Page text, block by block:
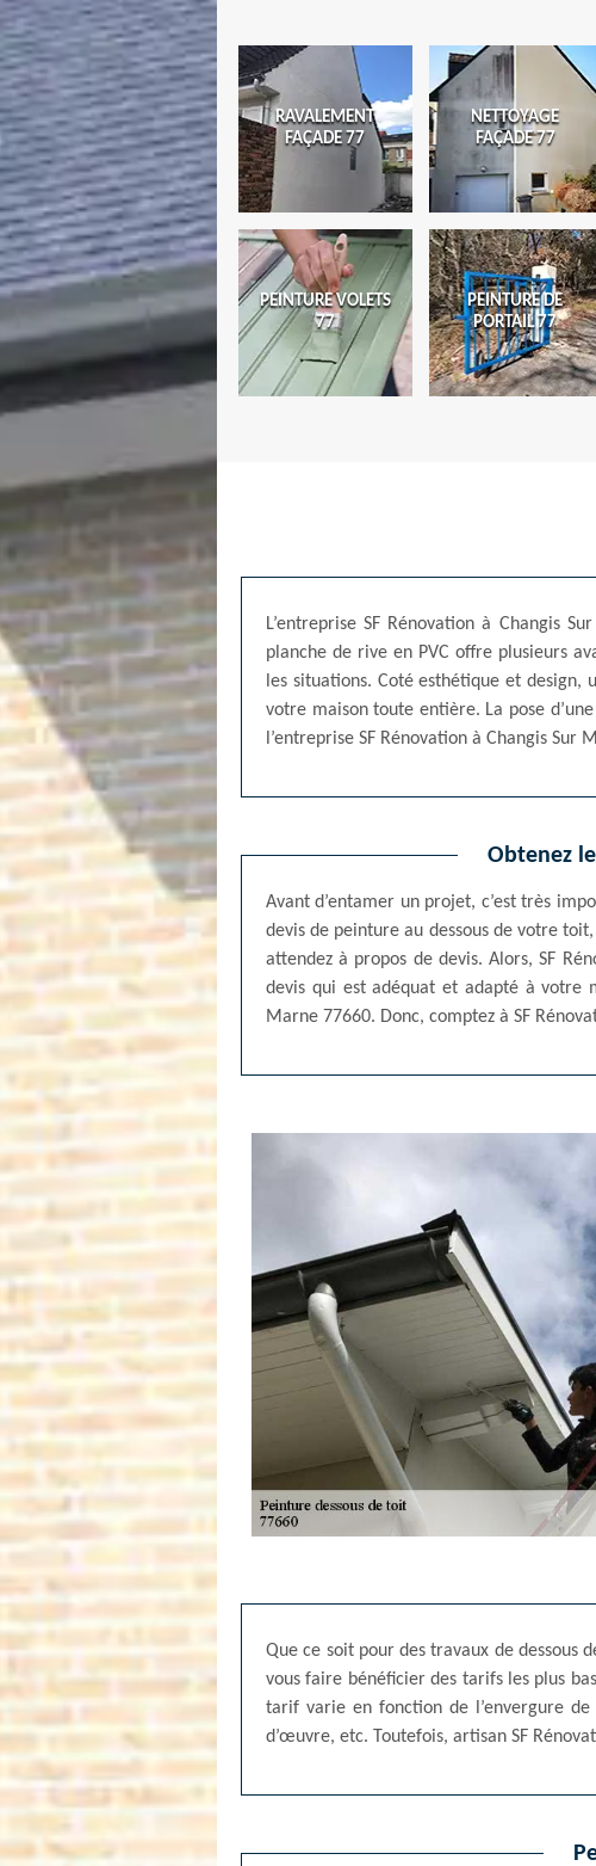
RAVALEMENT
FAÇADE 77
NETTOYAGE
FAÇADE 77
PEINTURE VOLETS
77
PEINTURE DE
PORTAIL 77
L’entreprise SF Rénovation à Changis
planche de rive en PVC offre plusieurs
les situations. Coté esthétique et
votre maison toute entière. La pose
l’entreprise SF Rénovation à Changis Sur
Obtenez
Avant d’entamer un projet, c’est très
devis de peinture au dessous de votre
attendez à propos de devis. Alors, SF
devis qui est adéquat et adapté à votre
Marne 77660. Donc, comptez à SF
Que ce soit pour des travaux de dessous
vous faire bénéficier des tarifs les plus
tarif varie en fonction de l’envergure
d’œuvre, etc. Toutefois, artisan SF